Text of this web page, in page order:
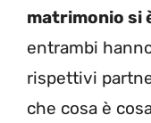
matrimonio si
entrambi
rispettivi
che cosa è